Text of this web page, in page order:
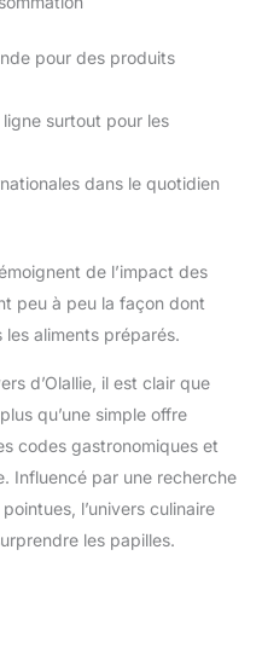
pour des produits
surtout pour les
dans le quotidien
de l’impact des
peu à peu la façon dont
aliments préparés.
d’Olallie, il est clair que
qu’une simple offre
codes gastronomiques et
Influencé par une recherche
l’univers culinaire
les papilles.